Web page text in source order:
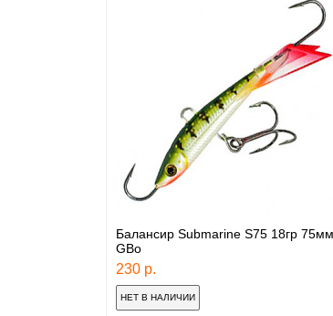
Балансир Submarine S75 18гр 75мм
GBо
230 р.